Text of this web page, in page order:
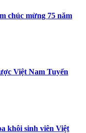
chúc mừng 75 năm
Việt Nam Tuyển
khôi sinh viên Việt